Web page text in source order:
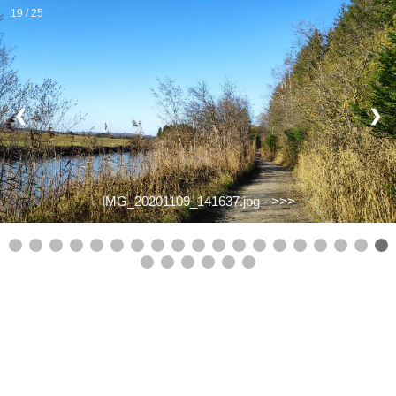
19 / 25
IMG_20201109_141637.jpg ->>>
❮ ❯